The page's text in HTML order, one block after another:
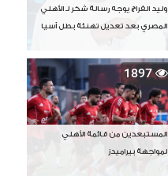
وليد الفراج يوجه رسالة شكر لـ الأهلي
المصري بعد تعديل تهنئة بطل آسيا
1897
المستبعدين من قائمة الأهلي
لمواجهة بيراميدز